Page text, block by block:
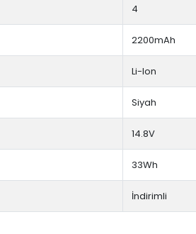
4
2200mAh
Li-Ion
Siyah
14.8V
33Wh
İndirimli